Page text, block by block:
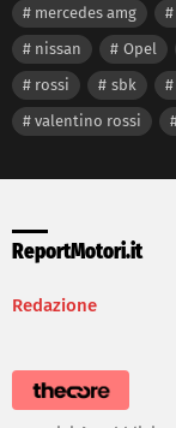
mercedes amg
nissan
Opel
rossi
sbk
valentino rossi
ReportMotori.it
Redazione